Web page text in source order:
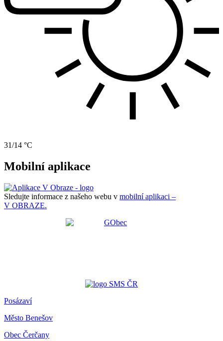
31/14 °C
Mobilní aplikace
Sledujte informace z našeho webu v mobilní aplikaci –
V OBRAZE.
Posázaví
Město Benešov
Obec Čerčany